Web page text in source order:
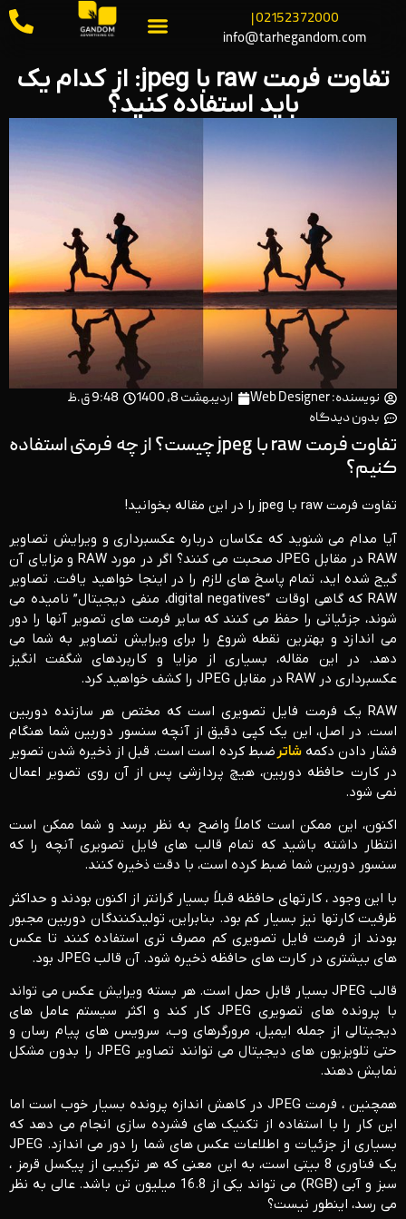
02152372000 |
info@tarhegandom.com
تفاوت فرمت raw با jpeg: از کدام یک
باید استفاده کنید؟
نویسنده: اردیبهشت 8, 1400
9:48 ق.ظ
بدون دیدگاه
تفاوت فرمت raw با jpeg چیست؟ از چه فرمتی استفاده
کنیم؟
تفاوت فرمت raw با jpeg را در این مقاله بخوانید!
آیا مدام می شنوید که عکاسان درباره عکسبرداری و ویرایش تصاویر
RAW در مقابل JPEG صحبت می کنند؟ اگر در مورد RAW و مزایای آن
گیج شده اید، تمام پاسخ های لازم را در اینجا خواهید یافت. تصاویر
RAW که گاهی اوقات “digital negatives، منفی دیجیتال” نامیده می
شوند، جزئیاتی را حفظ می کنند که سایر فرمت های تصویر آنها را دور
می اندازد و بهترین نقطه شروع را برای ویرایش تصاویر به شما می
دهد. در این مقاله، بسیاری از مزایا و کاربردهای شگفت انگیز
عکسبرداری در RAW در مقابل JPEG را کشف خواهید کرد.
RAW یک فرمت فایل تصویری است که مختص هر سازنده دوربین
است. در اصل، این یک کپی دقیق از آنچه سنسور دوربین شما هنگام
فشار دادن دکمهشاترضبط کرده است است. قبل از ذخیره شدن تصویر
در کارت حافظه دوربین، هیچ پردازشی پس از آن روی تصویر اعمال
نمی شود.
اکنون، این ممکن است کاملاً واضح به نظر برسد و شما ممکن است
انتظار داشته باشید که تمام قالب های فایل تصویری آنچه را که
سنسور دوربین شما ضبط کرده است، با دقت ذخیره کنند.
با این وجود ، کارتهای حافظه قبلاً بسیار گرانتر از اکنون بودند و حداکثر
ظرفیت کارتها نیز بسیار کم بود. بنابراین، تولیدکنندگان دوربین مجبور
بودند از فرمت فایل تصویری کم مصرف تری استفاده کنند تا عکس
های بیشتری در کارت های حافظه ذخیره شود. آن قالب JPEG بود.
قالب JPEG بسیار قابل حمل است. هر بسته ویرایش عکس می تواند
با پرونده های تصویری JPEG کار کند و اکثر سیستم عامل های
دیجیتالی از جمله ایمیل، مرورگرهای وب، سرویس های پیام رسان و
حتی تلویزیون های دیجیتال می توانند تصاویر JPEG را بدون مشکل
نمایش دهند.
همچنین ، فرمت JPEG در کاهش اندازه پرونده بسیار خوب است اما
این کار را با استفاده از تکنیک های فشرده سازی انجام می دهد که
بسیاری از جزئیات و اطلاعات عکس های شما را دور می اندازد. JPEG
یک فناوری 8 بیتی است، به این معنی که هر ترکیبی از پیکسل قرمز ،
سبز و آبی (RGB) می تواند یکی از 16.8 میلیون تن باشد. عالی به نظر
می رسد، اینطور نیست؟